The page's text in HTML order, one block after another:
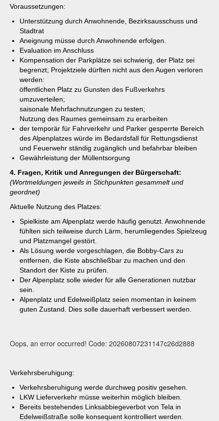
Voraussetzungen:
Unterstützung durch Anwohnende, Bezirksausschuss und
Stadtrat
Aneignung müsse durch Anwohnende erfolgen.
Evaluation im Anschluss
Kompensation der Parkplätze sei schwierig, der Platz sei
begrenzt; Projektziele dürften nicht aus den Augen verloren
werden:
öffentlichen Platz zu Gunsten des Fußverkehrs
umzuverteilen;
saisonale Mehrfachnutzungen zu testen;
Nutzung des Raumes gemeinsam zu erarbeiten
der temporär für Fahrverkehr und Parker gesperrte Bereich
des Alpenplatzes würde im Bedardsfall für Rettungsdienst
und Feuerwehr ständig zugänglich und befahrbar bleiben
Gewährleistung der Müllentsorgung
4. Fragen, Kritik und Anregungen der Bürgerschaft:
(Wortmeldungen jeweils in Stichpunkten gesammelt und
geordnet)
Aktuelle Nutzung des Platzes:
Spielkiste am Alpenplatz werde häufig genutzt. Anwohnende
fühlten sich teilweise durch Lärm, herumliegendes Spielzeug
und Platzmangel gestört.
Als Lösung werde vorgeschlagen, die Bobby-Cars zu
entfernen, die Kiste abschließbar zu machen und den
Standort der Kiste zu prüfen.
Der Alpenplatz solle wieder für alle Generationen nutzbar
sein.
Alpenplatz und Edelweißplatz seien momentan in keinem
guten Zustand. Dies solle dauerhaft verbessert werden.
Oops, an error occurred! Code: 20260807231147c26d2888
Verkehrsberuhigung:
Verkehrsberuhigung werde durchweg positiv gesehen.
LKW Lieferverkehr müsse weiterhin möglich bleiben.
Bereits bestehendes Linksabbiegeverbot von Tela in
Edelweißstraße solle konsequent kontrolliert werden.